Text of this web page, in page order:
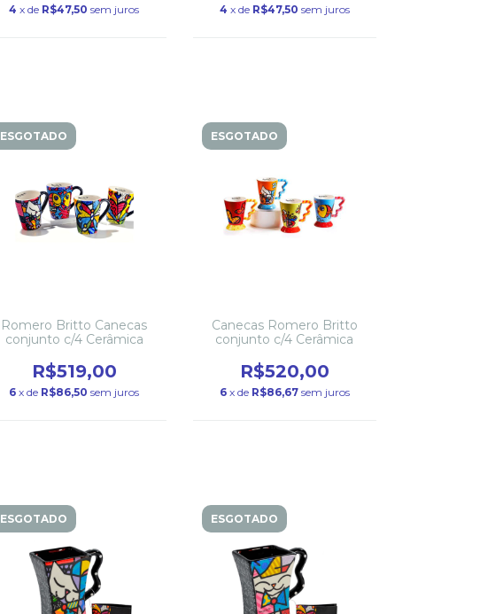
4 x de R$47,50 sem juros 4 x de R$47,50 sem juros
ESGOTADO
Romero Britto Canecas
conjunto c/4 Cerâmica
R$519,00
6 x de R$86,50 sem juros
ESGOTADO
Canecas Romero Britto
conjunto c/4 Cerâmica
R$520,00
6 x de R$86,67 sem juros
ESGOTADO ESGOTADO